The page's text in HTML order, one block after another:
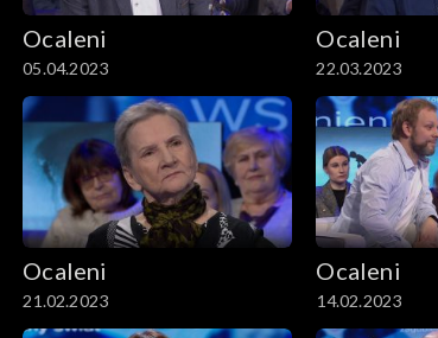
Ocaleni
05.04.2023
Ocaleni
22.03.2023
Ocaleni
21.02.2023
Ocaleni
14.02.2023